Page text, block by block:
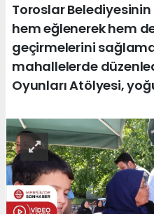
Toroslar
hem eğlenerek hem
geçirmelerini
mahallelerde
Oyunları Atölyesi,